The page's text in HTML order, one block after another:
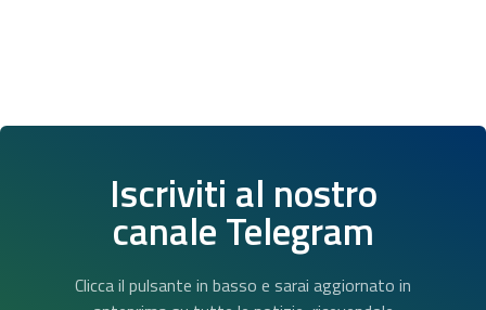
Iscriviti al nostro
canale Telegram
Clicca il pulsante in basso e sarai aggiornato in